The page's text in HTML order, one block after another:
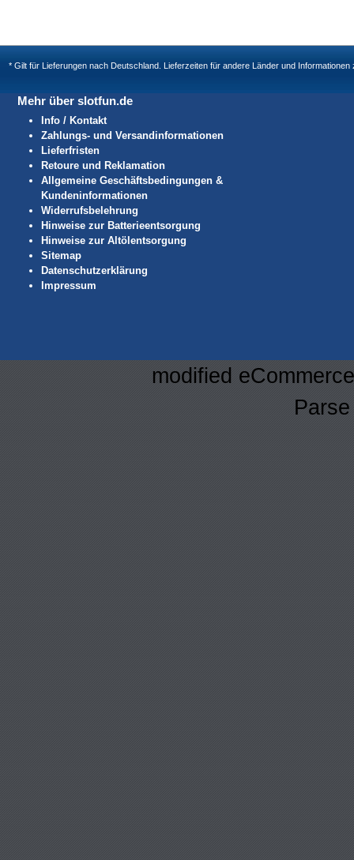
* Gilt für Lieferungen nach Deutschland. Lieferzeiten für andere Länder und
Mehr über slotfun.de
Info / Kontakt
Zahlungs- und Versandinformationen
Lieferfristen
Retoure und Reklamation
Allgemeine Geschäftsbedingungen &
Kundeninformationen
Widerrufsbelehrung
Hinweise zur Batterieentsorgung
Hinweise zur Altölentsorgung
Sitemap
Datenschutzerklärung
Impressum
modified